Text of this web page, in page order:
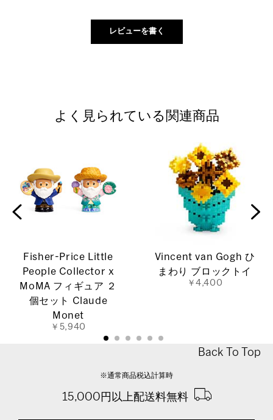
よく見られている関連商品
Fisher-Price Little
People Collector x
MoMA フィギュア ２
個セット Claude
Monet
￥5,940
Vincent van Gogh ひ
まわり ブロックトイ
￥4,400
Back To Top
※通常商品税込計算時
15,000円以上配送料無料